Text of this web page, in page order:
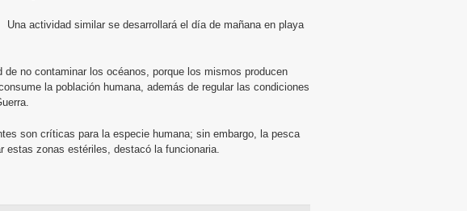
Una actividad similar se desarrollará el día de mañana en playa
no contaminar los océanos, porque los mismos producen
la población humana, además de regular las condiciones
son críticas para la especie humana; sin embargo, la pesca
zonas estériles, destacó la funcionaria.